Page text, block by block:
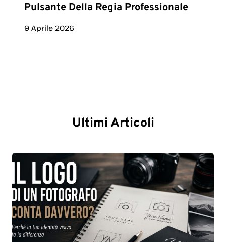
Pulsante Della Regia Professionale
9 Aprile 2026
Ultimi Articoli